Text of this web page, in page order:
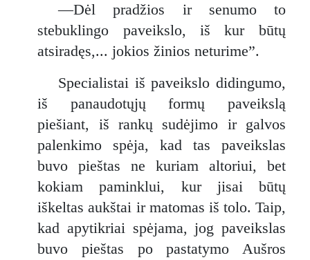
—Dėl pradžios ir senumo to
stebuklingo paveikslo, iš kur būtų
atsiradęs,... jokios žinios neturime”.
Specialistai iš paveikslo didingumo,
iš panaudotųjų formų paveikslą
piešiant, iš rankų sudėjimo ir galvos
palenkimo spėja, kad tas paveikslas
buvo pieštas ne kuriam altoriui, bet
kokiam paminklui, kur jisai būtų
iškeltas aukštai ir matomas iš tolo. Taip,
kad apytikriai spėjama, jog paveikslas
buvo pieštas po pastatymo Aušros